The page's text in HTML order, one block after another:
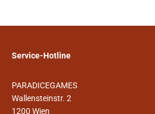
Service-Hotline
PARADICEGAMES
Wallensteinstr. 2
1200 Wien